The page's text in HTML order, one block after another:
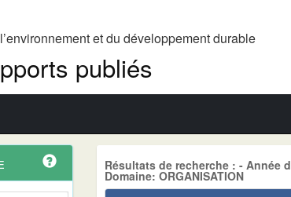
et du développement durable
publiés
Résultats de recherche : - Année
Domaine: ORGANISATION